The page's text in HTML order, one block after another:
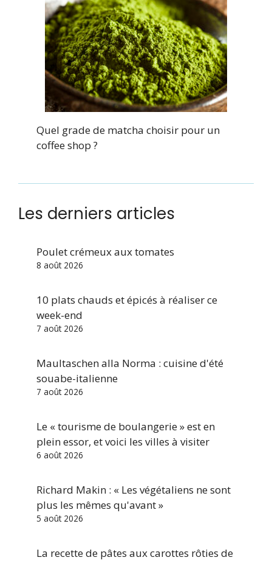
Quel grade de matcha choisir pour un
coffee shop ?
Les derniers articles
Poulet crémeux aux tomates
8 août 2026
10 plats chauds et épicés à réaliser ce
week-end
7 août 2026
Maultaschen alla Norma : cuisine d'été
souabe-italienne
7 août 2026
Le « tourisme de boulangerie » est en
plein essor, et voici les villes à visiter
6 août 2026
Richard Makin : « Les végétaliens ne sont
plus les mêmes qu'avant »
5 août 2026
La recette de pâtes aux carottes rôties de